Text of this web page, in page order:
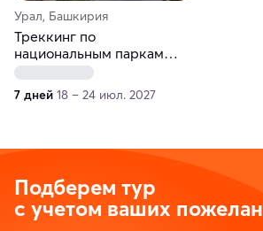
Урал, Башкирия
Треккинг по
национальным паркам
Южного Урала
7 дней 18 – 24 июл. 2027
Подберем тур
с учетом ваших